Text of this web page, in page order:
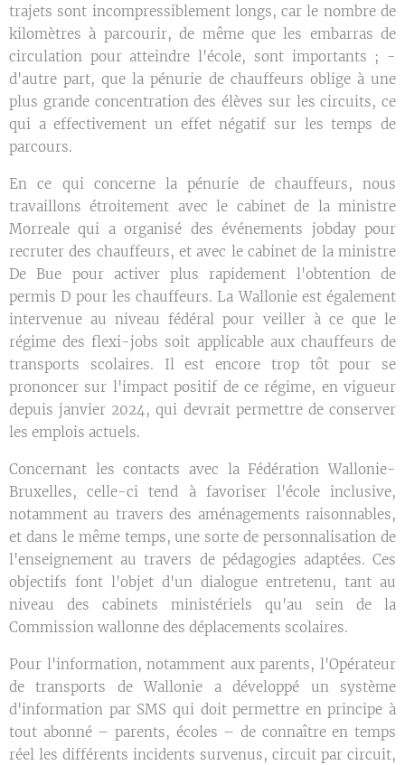
trajets sont incompressiblement longs, car le nombre de
kilomètres à parcourir, de même que les embarras de
circulation pour atteindre l'école, sont importants ; -
d'autre part, que la pénurie de chauffeurs oblige à une
plus grande concentration des élèves sur les circuits, ce
qui a effectivement un effet négatif sur les temps de
parcours.
En ce qui concerne la pénurie de chauffeurs, nous
travaillons étroitement avec le cabinet de la ministre
Morreale qui a organisé des événements jobday pour
recruter des chauffeurs, et avec le cabinet de la ministre
De Bue pour activer plus rapidement l'obtention de
permis D pour les chauffeurs. La Wallonie est également
intervenue au niveau fédéral pour veiller à ce que le
régime des flexi-jobs soit applicable aux chauffeurs de
transports scolaires. Il est encore trop tôt pour se
prononcer sur l'impact positif de ce régime, en vigueur
depuis janvier 2024, qui devrait permettre de conserver
les emplois actuels.
Concernant les contacts avec la Fédération Wallonie-
Bruxelles, celle-ci tend à favoriser l'école inclusive,
notamment au travers des aménagements raisonnables,
et dans le même temps, une sorte de personnalisation de
l'enseignement au travers de pédagogies adaptées. Ces
objectifs font l'objet d'un dialogue entretenu, tant au
niveau des cabinets ministériels qu'au sein de la
Commission wallonne des déplacements scolaires.
Pour l'information, notamment aux parents, l'Opérateur
de transports de Wallonie a développé un système
d'information par SMS qui doit permettre en principe à
tout abonné – parents, écoles – de connaître en temps
réel les différents incidents survenus, circuit par circuit,